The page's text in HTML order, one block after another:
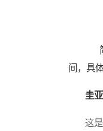
简
间，具
圭
这是